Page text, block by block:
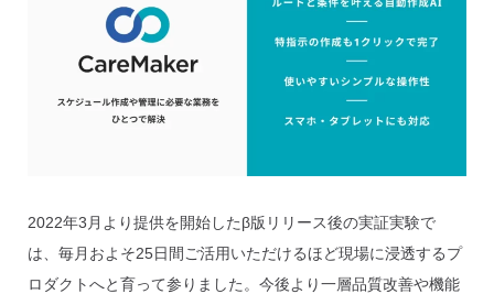
2022年3月より提供を開始したβ版リリース後の実証実験で
は、毎月およそ25日間ご活用いただけるほど現場に浸透するプ
ロダクトへと育って参りました。今後より一層品質改善や機能